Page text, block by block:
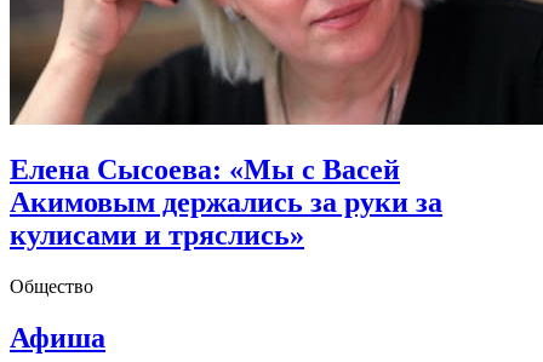
Елена Сысоева: «Мы с Васей
Акимовым держались за руки за
кулисами и тряслись»
Общество
Афиша